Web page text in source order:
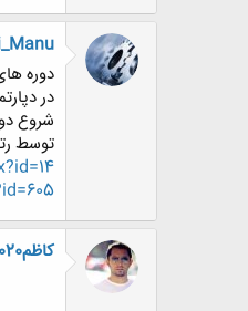
دوره
در
شروع دوره
توسط
کاظم2020